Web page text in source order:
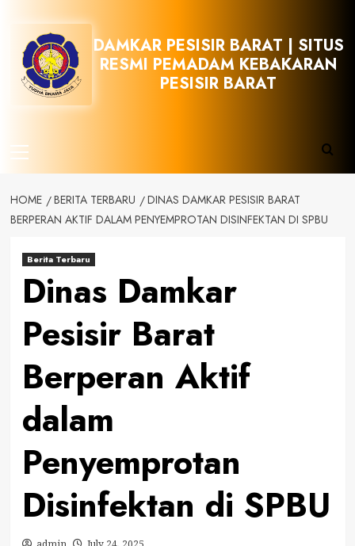
content
DAMKAR PESISIR BARAT | SITUS
RESMI PEMADAM KEBAKARAN
PESISIR BARAT
Menu
HOME BERITA TERBARU
DINAS DAMKAR PESISIR BARAT
BERPERAN AKTIF DALAM PENYEMPROTAN DISINFEKTAN DI SPBU
Berita Terbaru
Dinas Damkar
Pesisir Barat
Berperan Aktif
dalam
Penyemprotan
Disinfektan di SPBU